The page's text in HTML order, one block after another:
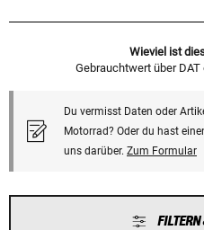
Wieviel ist
Gebrauchtwert über
Du vermisst Daten oder
Motorrad? Oder du hast
uns darüber. Zum Formular
FILTERN